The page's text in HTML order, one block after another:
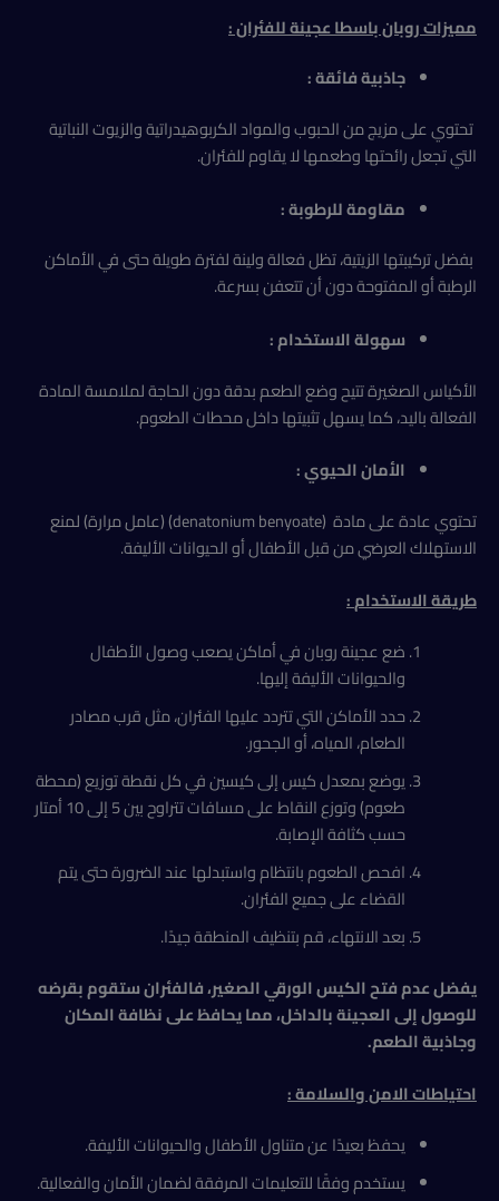
مميزات روبان باسطا عجينة للفئران :
جاذبية فائقة :
تحتوي على مزيج من الحبوب والمواد الكربوهيدراتية والزيوت النباتية
التي تجعل رائحتها وطعمها لا يقاوم للفئران.
مقاومة للرطوبة :
بفضل تركيبتها الزيتية، تظل فعالة ولينة لفترة طويلة حتى في الأماكن
الرطبة أو المفتوحة دون أن تتعفن بسرعة.
سهولة الاستخدام :
الأكياس الصغيرة تتيح وضع الطعم بدقة دون الحاجة لملامسة المادة
الفعالة باليد، كما يسهل تثبيتها داخل محطات الطعوم.
الأمان الحيوي :
تحتوي عادة على مادة (denatonium benyoate) (عامل مرارة) لمنع
الاستهلاك العرضي من قبل الأطفال أو الحيوانات الأليفة.
طريقةالاستخدام:
ضع عجينة روبان في أماكن يصعب وصول الأطفال
والحيوانات الأليفة إليها.
حدد الأماكن التي تتردد عليها الفئران، مثل قرب مصادر
الطعام، المياه، أو الجحور.
يوضع بمعدل كيس إلى كيسين في كل نقطة توزيع (محطة
طعوم) وتوزع النقاط على مسافات تتراوح بين 5 إلى 10 أمتار
حسب كثافة الإصابة.
افحص الطعوم بانتظام واستبدلها عند الضرورة حتى يتم
القضاء على جميع الفئران.
بعد الانتهاء، قم بتنظيف المنطقة جيدًا.
يفضل عدم فتح الكيس الورقي الصغير، فالفئران ستقوم بقرضه
للوصول إلى العجينة بالداخل، مما يحافظ على نظافة المكان
وجاذبية الطعم.
احتياطات الامن والسلامة :
يحفظ بعيدًا عن متناول الأطفال والحيوانات الأليفة.
يستخدم وفقًا للتعليمات المرفقة لضمان الأمان والفعالية.